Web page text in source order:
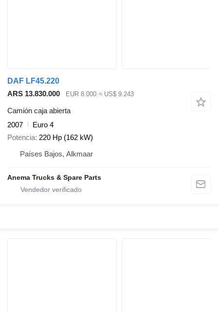
DAF LF45.220
ARS 13.830.000
EUR 8.000 ≈ US$ 9.243
Camión caja abierta
2007
Euro 4
Potencia 220 Hp (162 kW)
Países Bajos, Alkmaar
Anema Trucks & Spare Parts